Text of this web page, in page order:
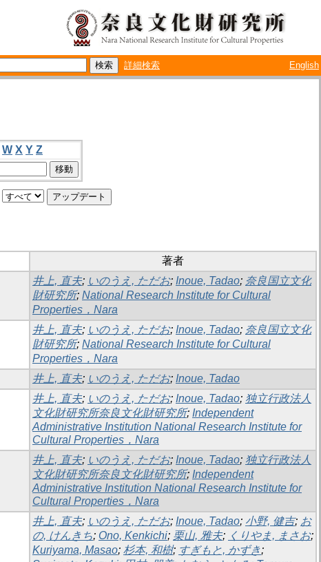
詳細検索 English
W X Y Z
著者
井上, 直夫; いのうえ, ただお; Inoue, Tadao; 奈良国立文化
財研究所; National Research Institute for Cultural
Properties，Nara
井上, 直夫; いのうえ, ただお; Inoue, Tadao; 奈良国立文化
財研究所; National Research Institute for Cultural
Properties，Nara
井上, 直夫; いのうえ, ただお; Inoue, Tadao
井上, 直夫; いのうえ, ただお; Inoue, Tadao; 独立行政法人
文化財研究所奈良文化財研究所; Independent
Administrative Institution National Research Institute for
Cultural Properties，Nara
井上, 直夫; いのうえ, ただお; Inoue, Tadao; 独立行政法人
文化財研究所奈良文化財研究所; Independent
Administrative Institution National Research Institute for
Cultural Properties，Nara
井上, 直夫; いのうえ, ただお; Inoue, Tadao; 小野, 健吉; お
の, けんきち; Ono, Kenkichi; 栗山, 雅夫; くりやま, まさお;
Kuriyama, Masao; 杉本, 和樹; すぎもと, かずき;